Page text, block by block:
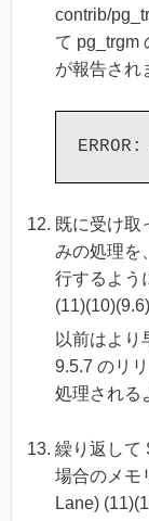
contrib/
て pg_trgm
が報告され
既に受け取
みの処理を
行するよう
以前はより
9.5.7 のリ
処理される
繰り返して
場合のメモ
Lane)